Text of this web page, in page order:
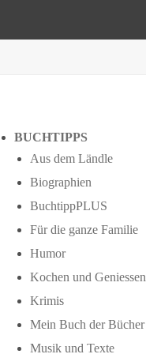
BUCHTIPPS
Aus dem Ländle
Biographien
BuchtippPLUS
Für die ganze Familie
Humor
Kochen und Geniessen
Krimis
Mein Buch der Bücher
Musik und Texte